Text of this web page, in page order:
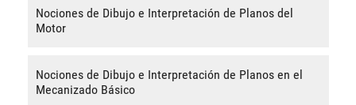
Nociones de Dibujo e Interpretación de Planos del
Motor
Nociones de Dibujo e Interpretación de Planos en el
Mecanizado Básico